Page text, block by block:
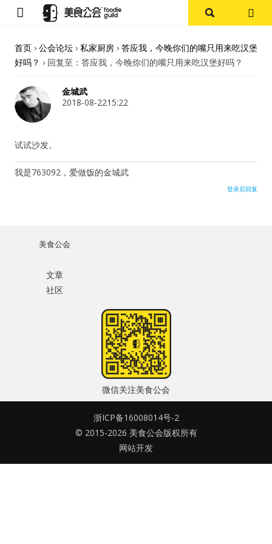
记住我的登录状态
没帐号？注册一个
首页
探店报告
上海
公会活动
信息发布
悬赏测评
首页 › 公会论坛 › 私家厨房 › 答应我，今晚你们的嘴只用来吃汉堡
好吗？ › 回复至：答应我，今晚你们的嘴只用来吃汉堡好吗？
金城武
2018-08-2215:22
试试沙发。
我是763092，爱做饭的金城武
登录后回复
美食公会
文章
社区
微信关注美食公会
浙ICP备16008014号-2
© 2015-2026 美食公会版权所有
网站开发